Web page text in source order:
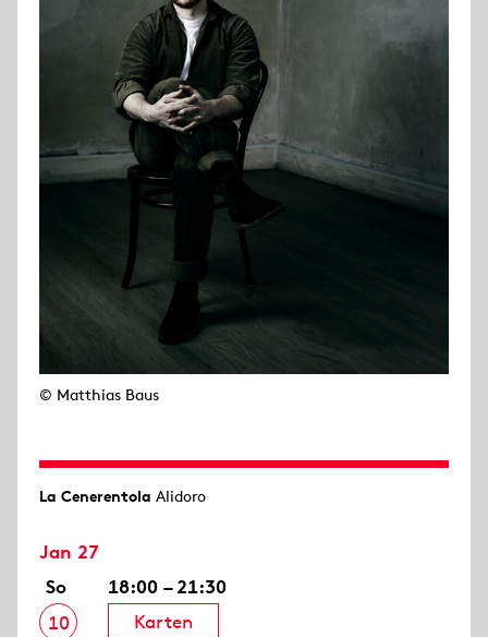
© Matthias Baus
La Cenerentola Alidoro
Jan 27
So
10
18:00 – 21:30
Karten